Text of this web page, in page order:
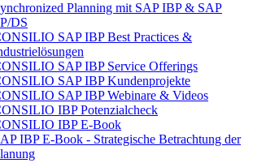
Planning mit SAP IBP & SAP
DS
SAP IBP Best Practices &
SAP IBP Service Offerings
SAP IBP Kundenprojekte
SAP IBP Webinare & Videos
IBP Potenzialcheck
IBP E-Book
IBP E-Book - Strategische Betrachtung der